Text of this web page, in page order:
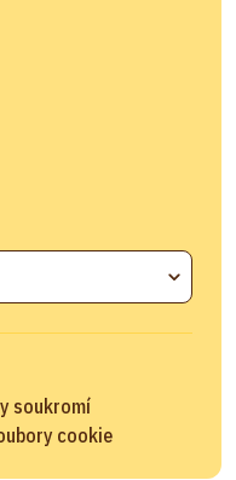
soukromí
cookie